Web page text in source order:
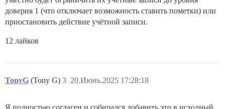
доверия 1 (что отключает возможность ставить пометки) или
приостановить действие учётной записи.
12 лайков
TonyG (Tony G) 20.Июнь.2025 17:28:18
3
Я полностью согласен и собирался добавить это в исходный